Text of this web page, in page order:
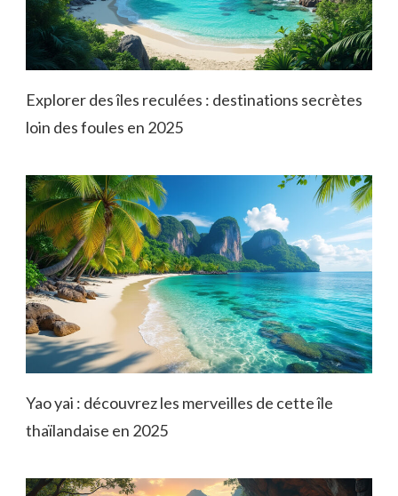
Explorer des îles reculées : destinations secrètes
loin des foules en 2025
Yao yai : découvrez les merveilles de cette île
thaïlandaise en 2025